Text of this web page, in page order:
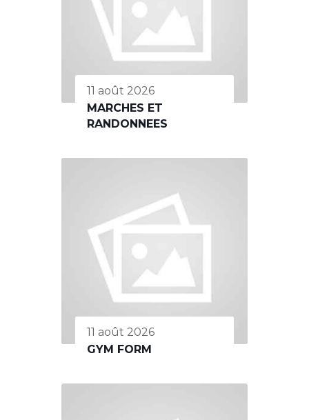
11 août 2026
MARCHES ET
RANDONNEES
11 août 2026
GYM FORM